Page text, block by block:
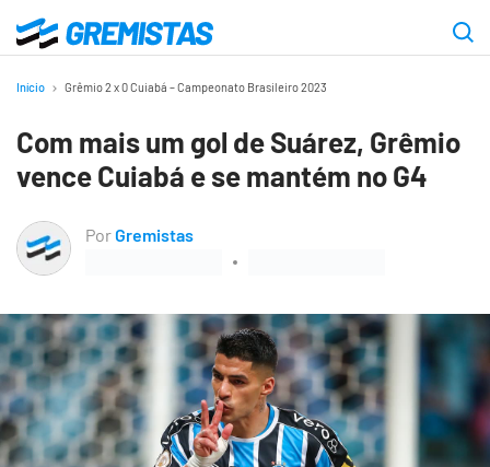
para
principal
Gremistas
Início Grêmio 2 x 0 Cuiabá – Campeonato Brasileiro 2023
Com mais um gol de Suárez, Grêmio
vence Cuiabá e se mantém no G4
PorGremistas